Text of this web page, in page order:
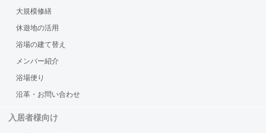
大規模修繕
休遊地の活用
浴場の建て替え
メンバー紹介
浴場便り
沿革・お問い合わせ
入居者様向け